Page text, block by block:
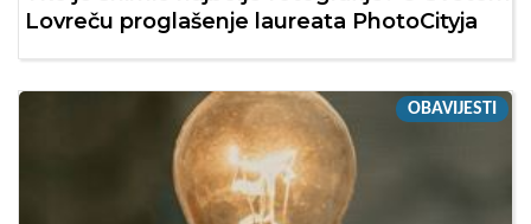
Lovreču proglašenje laureata PhotoCityja
OBAVIJESTI